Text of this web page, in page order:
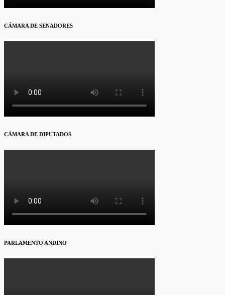
CÁMARA DE SENADORES
CÁMARA DE DIPUTADOS
PARLAMENTO ANDINO